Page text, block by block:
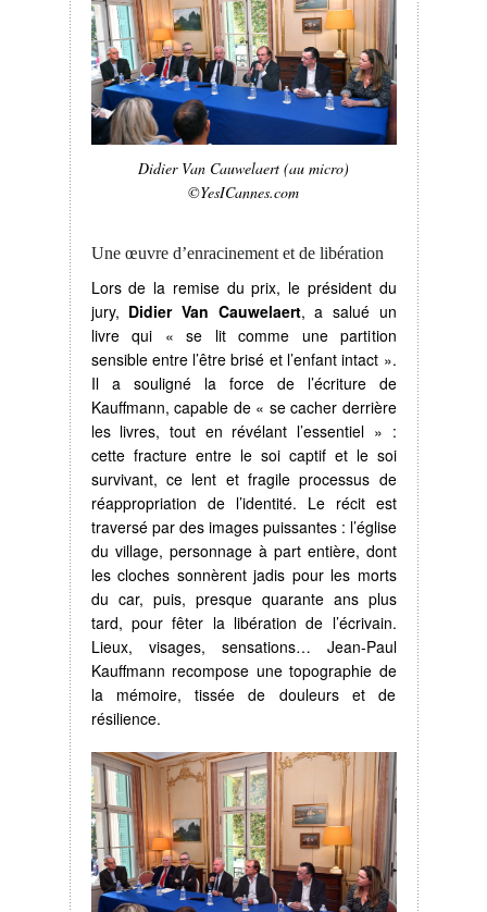
Didier Van Cauwelaert (au micro)
©YesICannes.com
Une œuvre d’enracinement et de libération
Lors de la remise du prix, le président du
jury, Didier Van Cauwelaert, a salué un
livre qui « se lit comme une partition
sensible entre l’être brisé et l’enfant intact ».
Il a souligné la force de l’écriture de
Kauffmann, capable de « se cacher derrière
les livres, tout en révélant l’essentiel » :
cette fracture entre le soi captif et le soi
survivant, ce lent et fragile processus de
réappropriation de l’identité. Le récit est
traversé par des images puissantes : l’église
du village, personnage à part entière, dont
les cloches sonnèrent jadis pour les morts
du car, puis, presque quarante ans plus
tard, pour fêter la libération de l’écrivain.
Lieux, visages, sensations… Jean-Paul
Kauffmann recompose une topographie de
la mémoire, tissée de douleurs et de
résilience.